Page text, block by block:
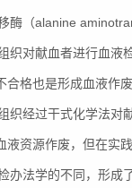
酶（alanine
织对献血者进行血液
合格也是形成血液作
织经过干式化学法对
液资源作废，但在实
办法学的不同，形成